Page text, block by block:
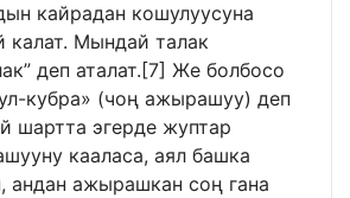
кайрадан кошулуусуна
калат. Мындай талак
деп аталат. [7] Же болбосо
кубра» (чоң ажырашуу) деп
шартта эгерде жуптар
кааласа, аял башка
андан ажырашкан соң гана